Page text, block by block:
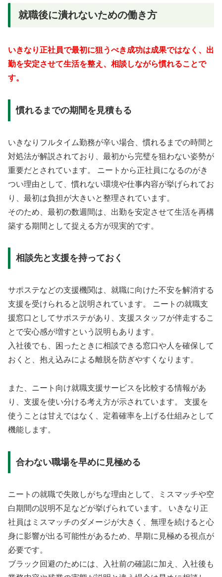
就職後に潰れないための働き方
いきなり正社員で最初に狙うべき成功は成果ではなく、出
勤を安定させて生活を整え、相談しながら慣れることで
す。
慣れるまでの期間を見積もる
いきなりフルタイム勤務が辛い場合、慣れるまでの時間と
対処法が解説されており、最初から完璧を狙わない姿勢が
重要だとされています。 ニートから正社員になるのがき
つい理由として、慣れない環境や仕事内容が挙げられてお
り、最初は負担が大きいと整理されています。
そのため、最初の数週間は、出勤を安定させて生活を再構
築する期間として捉える方が現実的です。
相談先と支援を持っておく
サポステなどの支援機関は、就職に向けた不安を解消する
支援を受けられると説明されています。 ニートの就職支
援窓口としてサポステがあり、支援スタッフが伴走するこ
とで安心感が増すという説明もあります。
入社後でも、困ったときに相談できる窓口や人を確保して
おくと、抱え込みによる離脱を防ぎやすくなります。
また、ニート向け就職支援サービスを比較する情報があ
り、支援を使い分ける考え方が示されています。 支援を
使うことは甘えではなく、定着確率を上げる仕組みとして
機能します。
合わない職場を早めに見極める
ニートの就職で失敗しがちな理由として、ミスマッチや空
白期間の説明不足などが挙げられています。 いきなり正
社員はミスマッチのダメージが大きく、無理を続けると心
身に影響が出る可能性があるため、早期に見極める視点が
必要です。
ブラック回避のためには、入社前の確認に加え、入社後も